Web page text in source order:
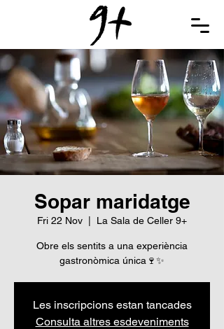
Sopar maridatge
Fri 22 Nov La Sala de Celler 9+
Obre els sentits a una experiència
gastronòmica única🍷✨
Les inscripcions estan tancades
Consulta altres esdeveniments